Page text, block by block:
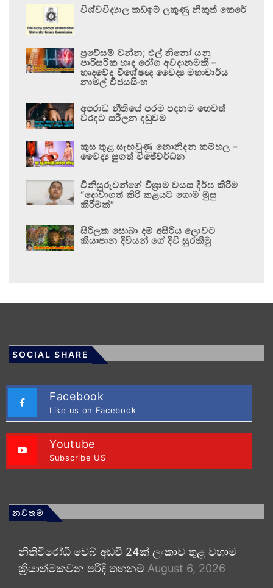
විශ්වවිද්‍යාල කඩඉම් ලකුණු නිකුත් කෙරේ
ප්‍රවේසම් වන්න; එල් නිනෝ යනු
පාරිසරික හෘද රෝග අවදානමකි –
හෘදවේද විශේෂඥ වෛද්‍ය මහාචාර්ය
නාමල් විජයසිංහ
අපරාධ නීතියේ පරම පදනම හෙවත්
වරදට සරිලන දඬුවම
කුස තුළ සැඟවුණු නොනිදන කම්හල –
වෛද්‍ය සුගත් විජේවර්ධන
විනිසුරුවන්ගේ විශ්‍රාම වයස දීර්ඝ කිරීම
“දොවාගත් කිරි කළයට ගොම මුසු
කිරීමක්”
සිරිලක සොබා දම් අසිරිය ලොවට
කියාපාන දිවියන් ගේ දිවි සුරකිමු
SOCIAL SHARE
Facebook
Like us on Facebook
Youtube
Subscribe US
නවතම
නීතිවිරෝධී වෙබ් අඩවි 24ක් ලංකාව තුළ වහාම
ක්‍රියාත්මකවන පරිදි තහනම් August 6, 2026